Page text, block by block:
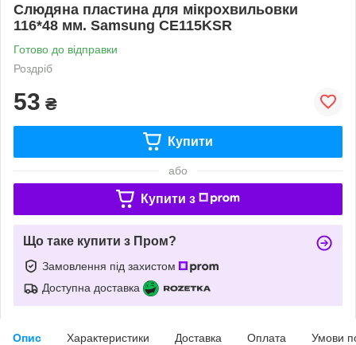
Слюдяна пластина для мікрохвильовки
116*48 мм. Samsung CE115KSR
Готово до відправки
Роздріб
53 ₴
Купити
або
Купити з
Що таке купити з Пром?
Замовлення під захистом
Доступна доставка
Опис Характеристики Доставка Оплата Умови